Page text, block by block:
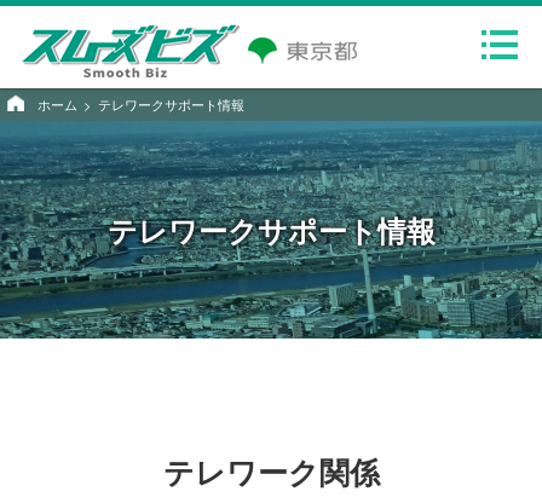
ホーム テレワークサポート情報
テレワークサポート情報
テレワーク関係